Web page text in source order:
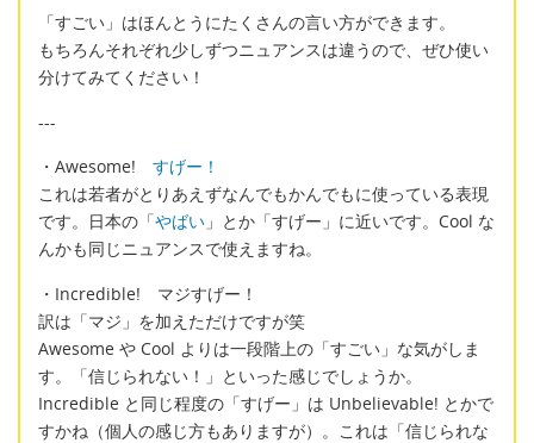
「すごい」はほんとうにたくさんの言い方ができます。
もちろんそれぞれ少しずつニュアンスは違うので、ぜひ使い
分けてみてください！
---
・Awesome! すげー！
これは若者がとりあえずなんでもかんでもに使っている表現
です。日本の「やばい 」とか「すげー」に近いです。Cool な
んかも同じニュアンスで使えますね。
・Incredible! マジすげー！
訳は「マジ」を加えただけですが笑
Awesome や Cool よりは一段階上の「すごい」な気がしま
す。「信じられない！」といった感じでしょうか。
Incredible と同じ程度の「すげー」は Unbelievable! とかで
すかね（個人の感じ方もありますが）。これは「信じられな